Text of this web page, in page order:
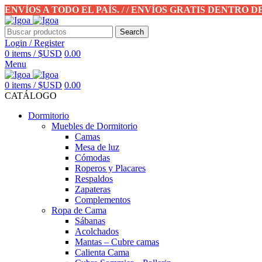
ENVÍOS A TODO EL PAÍS. / / ENVÍOS GRATIS DENTRO
Search
Login / Register
0 items / $USD 0.00
Menu
0 items / $USD 0.00
CATÁLOGO
Dormitorio
Muebles de Dormitorio
Camas
Mesa de luz
Cómodas
Roperos y Placares
Respaldos
Zapateras
Complementos
Ropa de Cama
Sábanas
Acolchados
Mantas – Cubre camas
Calienta Cama